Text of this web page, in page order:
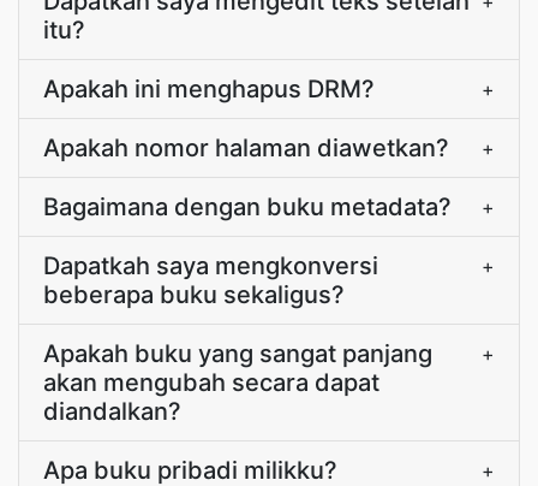
itu?
Apakah ini menghapus DRM? +
Apakah nomor halaman diawetkan? +
Bagaimana dengan buku metadata? +
Dapatkah saya mengkonversi
beberapa buku sekaligus?
+
Apakah buku yang sangat panjang
akan mengubah secara dapat
diandalkan?
+
Apa buku pribadi milikku? +